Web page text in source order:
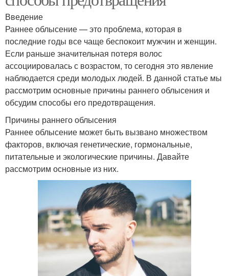
Введение
Раннее облысение — это проблема, которая в
последние годы все чаще беспокоит мужчин и женщин.
Если раньше значительная потеря волос
ассоциировалась с возрастом, то сегодня это явление
наблюдается среди молодых людей. В данной статье мы
рассмотрим основные причины раннего облысения и
обсудим способы его предотвращения.
Причины раннего облысения
Раннее облысение может быть вызвано множеством
факторов, включая генетические, гормональные,
питательные и экологические причины. Давайте
рассмотрим основные из них.